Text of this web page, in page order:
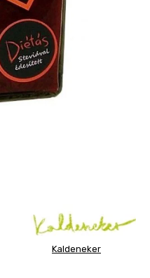
Kaldeneker